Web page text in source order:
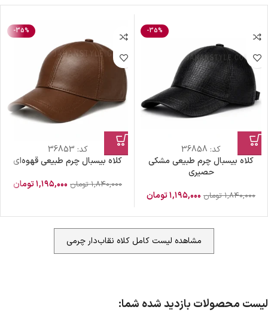
-35%
کد: 36858
کلاه بیسبال چرم طبیعی مشکی
حصیری
۱,۸۴۰,۰۰۰ تومان ۱,۱۹۵,۰۰۰تومان
-35%
کد: 36853
کلاه بیسبال چرم طبیعی قهوه‌ای
۱,۸۴۰,۰۰۰ تومان ۱,۱۹۵,۰۰۰تومان
مشاهده لیست کامل کلاه نقاب‌دار چرمی
لیست محصولات بازدید شده شما: